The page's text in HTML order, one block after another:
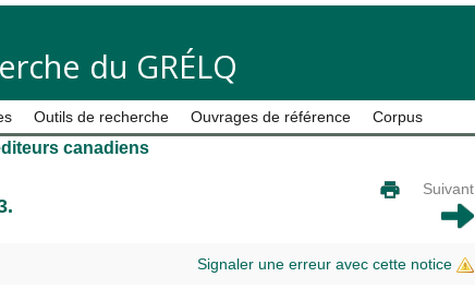
du GRÉLQ
Outils de recherche Ouvrages de référence Corpus
canadiens
Suivant
Signaler une erreur avec cette notice